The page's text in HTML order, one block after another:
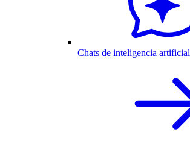
Chats de inteligencia artificial